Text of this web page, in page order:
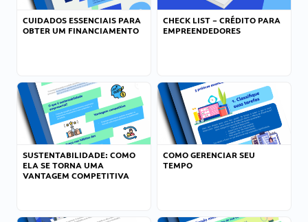
CUIDADOS ESSENCIAIS PARA
OBTER UM FINANCIAMENTO
CHECK LIST – CRÉDITO PARA
EMPREENDEDORES
SUSTENTABILIDADE: COMO
ELA SE TORNA UMA
VANTAGEM COMPETITIVA
COMO GERENCIAR SEU
TEMPO